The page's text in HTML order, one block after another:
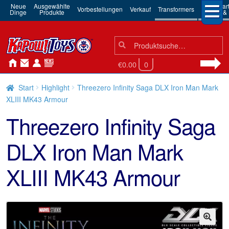
Neue
Dinge
Ausgewählte
Produkte Vorbestellungen Verkauf Transformers 3rd
Robots
Suchen
nach:
Suche
€0.00 0
Start Highlight
Threezero Infinity Saga DLX Iron Man Mark
XLIII MK43 Armour
Threezero Infinity Saga
DLX Iron Man Mark
XLIII MK43 Armour